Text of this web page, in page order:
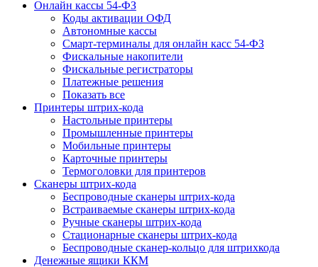
Онлайн кассы 54-ФЗ
Коды активации ОФД
Автономные кассы
Смарт-терминалы для онлайн касс 54-ФЗ
Фискальные накопители
Фискальные регистраторы
Платежные решения
Показать все
Принтеры штрих-кода
Настольные принтеры
Промышленные принтеры
Мобильные принтеры
Карточные принтеры
Термоголовки для принтеров
Сканеры штрих-кода
Беспроводные сканеры штрих-кода
Встраиваемые сканеры штрих-кода
Ручные сканеры штрих-кода
Стационарные сканеры штрих-кода
Беспроводные сканер-кольцо для штрихкода
Денежные ящики ККМ